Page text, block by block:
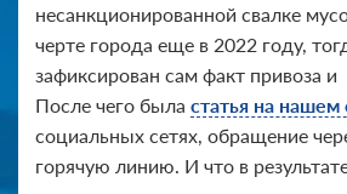
несанкционированной свалке
черте города еще в 2022 году,
зафиксирован сам факт привоза
После чего была статья на нашем
социальных сетях, обращение
горячую линию. И что в